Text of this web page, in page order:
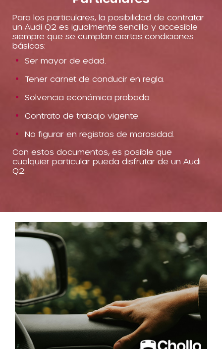
Para los particulares, la posibilidad de contratar
un Audi Q2 es igualmente sencilla y accesible
siempre que se cumplan ciertas condiciones
básicas:
Ser mayor de edad.
Tener carnet de conducir en regla.
Solvencia económica probada.
Contrato de trabajo vigente.
No figurar en registros de morosidad.
Con estos documentos, es posible que
cualquier particular pueda disfrutar de un Audi
Q2.